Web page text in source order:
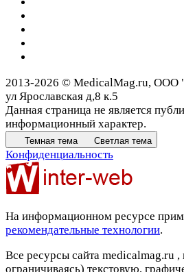
2013-2026 © MedicalMag.ru, ООО
ул Ярославская д,8 к.5
Данная страница не является
информационный характер.
Темная тема Светлая тема
Конфиденциальность
На информационном ресурсе
рекомендательные технологии.
Все ресурсы сайта medicalmag.ru ,
ограничиваясь) текстовую,